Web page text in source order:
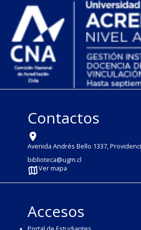
Contactos
Avenida Andrés Bello 1337,
biblioteca@ugm.cl
Ver mapa
Accesos